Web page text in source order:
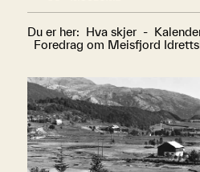
Du er her: Hva skjer -
Foredrag om Meisfjord